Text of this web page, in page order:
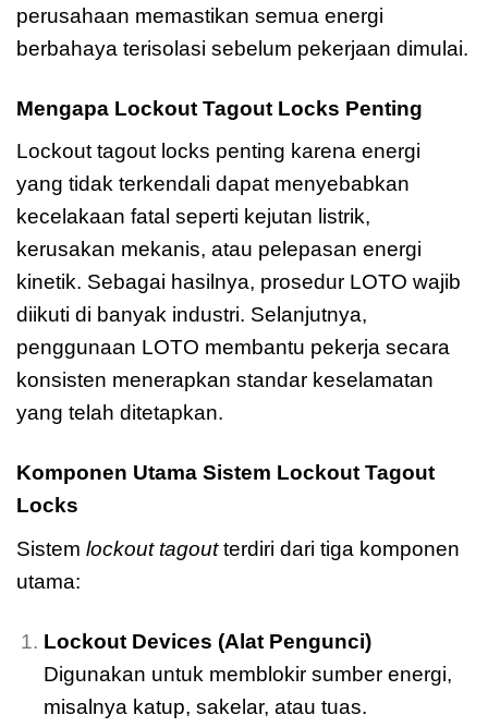
perusahaan memastikan semua energi
berbahaya terisolasi sebelum pekerjaan dimulai.
Mengapa Lockout Tagout Locks Penting
Lockout tagout locks penting karena energi
yang tidak terkendali dapat menyebabkan
kecelakaan fatal seperti kejutan listrik,
kerusakan mekanis, atau pelepasan energi
kinetik. Sebagai hasilnya, prosedur LOTO wajib
diikuti di banyak industri. Selanjutnya,
penggunaan LOTO membantu pekerja secara
konsisten menerapkan standar keselamatan
yang telah ditetapkan.
Komponen Utama Sistem Lockout Tagout
Locks
Sistem lockout tagoutterdiri dari tiga komponen
utama:
Lockout Devices (Alat Pengunci)
Digunakan untuk memblokir sumber energi,
misalnya katup, sakelar, atau tuas.